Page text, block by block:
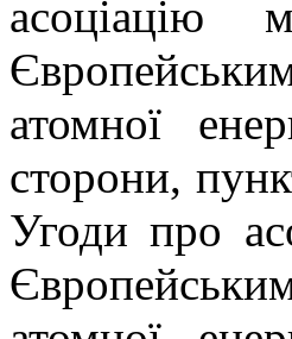
атомної
сторони,
Угоди про